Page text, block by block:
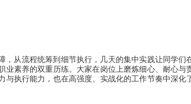
，从流程统筹到细节执行，几天的集中实践让同学们
业素养的双重历练。大家在岗位上磨炼细心、耐心与
与执行能力，也在高强度、实战化的工作节奏中深化